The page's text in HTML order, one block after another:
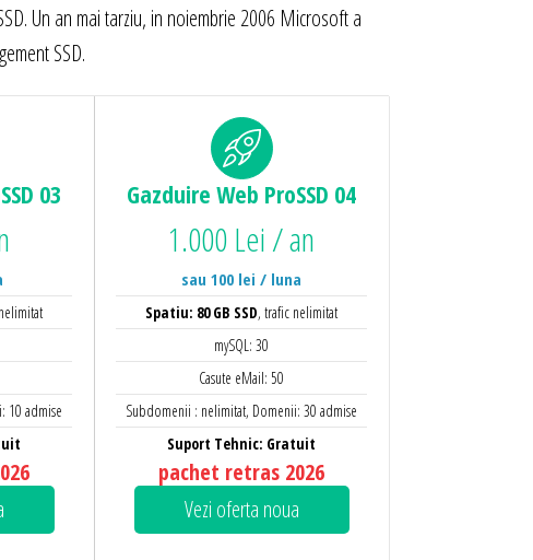
Un an mai tarziu, in noiembrie 2006 Microsoft a
SSD.
03
10 admise
Gazduire Web ProSSD 04
1.000 Lei / an
sau 100 lei / luna
Spatiu: 80 GB SSD, trafic nelimitat
mySQL: 30
Casute eMail: 50
Subdomenii : nelimitat, Domenii: 30 admise
Suport Tehnic: Gratuit
pachet retras 2026
Vezi oferta noua